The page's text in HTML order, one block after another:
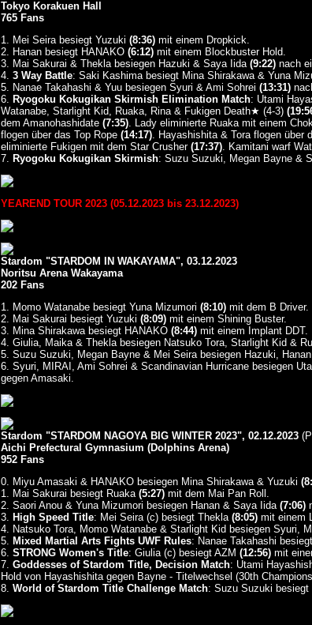
Tokyo Korakuen Hall
765 Fans
1. Mei Seira besiegt Yuzuki (8:36)mit einem Dropkick.
2. Hanan besiegt HANAKO (6:12)mit einem Blockbuster Hold.
3. Mai Sakurai & Thekla besiegen Hazuki & Saya Iida (9:22)nach
4. 3 Way Battle: Saki Kashima besiegt Mina Shirakawa & Yuna
5. Nanae Takahashi & Yuu besiegen Syuri & Ami Sohrei (13:31)
6. Ryogoku Kokugikan Skirmish Elimination Match: Utami
Watanabe, Starlight Kid, Ruaka, Rina & Fukigen Death★ (4-3)
dem Amanohashidate (7:35). Lady eliminierte Ruaka mit einem
flogen über das Top Rope (14:17). Hayashishita & Tora flogen über
eliminierte Fukigen mit dem Star Crusher (17:37). Kamitani warf
7. Ryogoku Kokugikan Skirmish: Suzu Suzuki, Megan Bayne &
YEAREND TOUR 2023 (05.12.2023 bis 23.12.2023)
Stardom "STARDOM IN WAKAYAMA", 03.12.2023
Noritsu Arena Wakayama
202 Fans
1. Momo Watanabe besiegt Yuna Mizumori (8:10)mit dem B Driver.
2. Mai Sakurai besiegt Yuzuki (8:09)mit einem Shining Buster.
3. Mina Shirakawa besiegt HANAKO (8:44)mit einem Implant DDT.
4. Giulia, Maika & Thekla besiegen Natsuko Tora, Starlight Kid &
5. Suzu Suzuki, Megan Bayne & Mei Seira besiegen Hazuki,
6. Syuri, MIRAI, Ami Sohrei & Scandinavian Hurricane besiegen
gegen Amasaki.
Stardom "STARDOM NAGOYA BIG WINTER 2023", 02.12.2023
Aichi Prefectural Gymnasium (Dolphins Arena)
952 Fans
0. Miyu Amasaki & HANAKO besiegen Mina Shirakawa & Yuzuki
1. Mai Sakurai besiegt Ruaka (5:27)mit dem Mai Pan Roll.
2. Saori Anou & Yuna Mizumori besiegen Hanan & Saya Iida (7:06)
3. High Speed Title: Mei Seira (c) besiegt Thekla (8:05)mit einem
4. Natsuko Tora, Momo Watanabe & Starlight Kid besiegen Syuri,
5. Mixed Martial Arts Fights UWF Rules: Nanae Takahashi
6. STRONG Women's Title: Giulia (c) besiegt AZM (12:56)mit
7. Goddesses of Stardom Title, Decision Match: Utami
Hold von Hayashishita gegen Bayne - Titelwechsel (30th
8. World of Stardom Title Challenge Match: Suzu Suzuki besiegt